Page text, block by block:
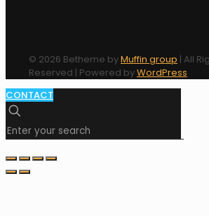
© 2026 Betheme byMuffin group | All
Reserved | Powered byWordPress
CONTACT